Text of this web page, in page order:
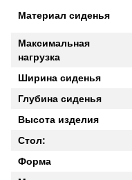
Материал сиденья
Максимальная
нагрузка
Ширина сиденья
Глубина сиденья
Высота изделия
Стол:
Форма